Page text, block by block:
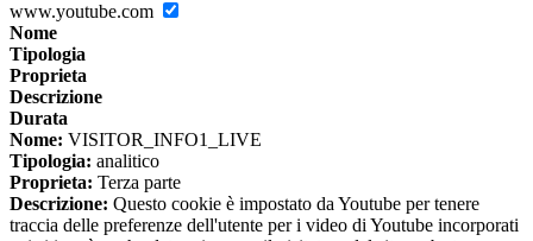
www.youtube.com
Nome
Tipologia
Proprieta
Descrizione
Durata
Nome: VISITOR_INFO1_LIVE
Tipologia: analitico
Proprieta: Terza parte
Descrizione: Questo cookie è impostato da Youtube per tenere
traccia delle preferenze dell'utente per i video di Youtube incorporati